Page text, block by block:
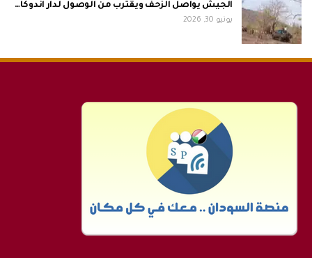
الجيش يواصل الزحف ويقترب من الوصول لدار اندوكا…
يونيو 30, 2026